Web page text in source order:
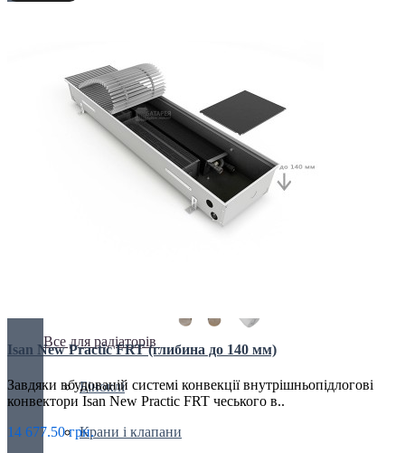
Крани та клапани
Решітки
Сервоприводи
Все для радіаторів
Біноклі
Крани і клапани
Isan New Practic FRT (глибина до 140 мм)
Завдяки вбудованій системі конвекції внутрішньопідлогові
конвектори Isan New Practic FRT чеського в..
14 677.50 грн.